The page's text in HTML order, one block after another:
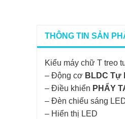
THÔNG TIN SẢN
Kiểu máy chữ T treo
– Động cơ BLDC Tự
– Điều khiển PHẨY
– Đèn chiếu sáng
– Hiển thị LED